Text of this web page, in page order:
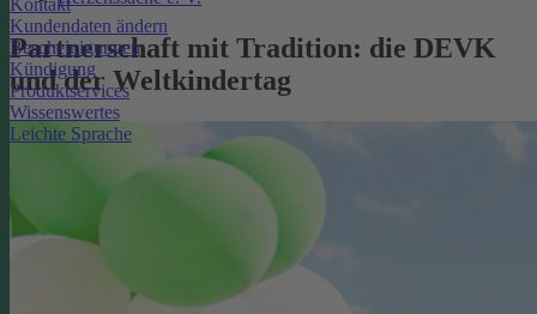
Kontakt
Kundendaten ändern
Bescheinigungen
Kündigung
Produktservices
Wissenswertes
Leichte Sprache
Partnerschaft mit Tradition: die DEVK
und der Weltkindertag